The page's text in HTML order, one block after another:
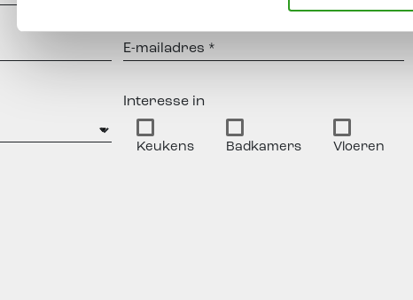
E-
mailadres
Interesse in
Keukens Badkamers Vloeren